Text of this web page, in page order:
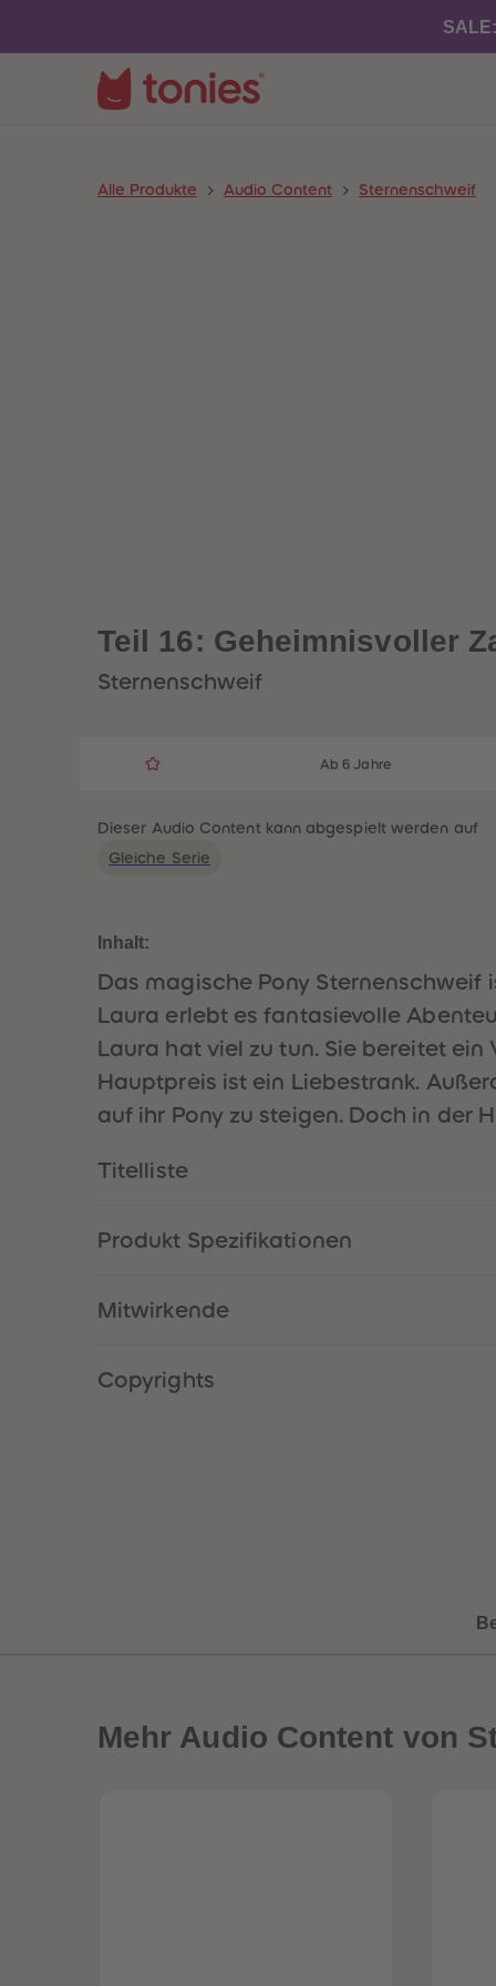
Alle Produkte Audio Content Sternenschweif
Teil 16: Geheimnisvoller
Sternenschweif
Ab 6 Jahre
Dieser Audio Content kann abgespielt werden auf
Gleiche Serie
Inhalt:
Das magische Pony
Laura erlebt es fantasievolle
Laura hat viel zu tun. Sie bereitet
Hauptpreis ist ein Liebestrank.
auf ihr Pony zu steigen. Doch in der
Titelliste
Produkt Spezifikationen
Mitwirkende
Copyrights
Mehr Audio Content von